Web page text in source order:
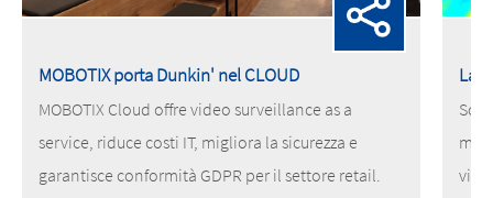
MOBOTIX porta Dunkin' nel CLOUD
MOBOTIX Cloud offre video surveillance as a
service, riduce costi IT, migliora la sicurezza e
garantisce conformità GDPR per il settore retail.
La